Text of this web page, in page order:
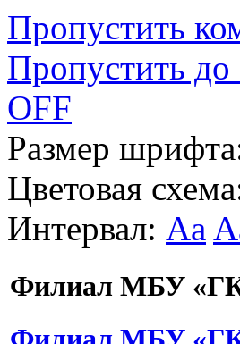
Пропустить
Пропустить до
OFF
Размер
Цветовая
Интервал: Aa
Филиал МБУ